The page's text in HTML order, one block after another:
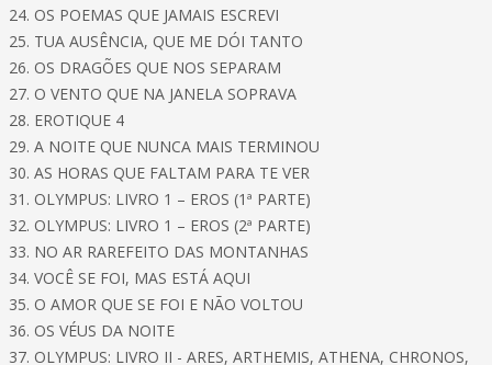
24. OS POEMAS QUE JAMAIS ESCREVI
25. TUA AUSÊNCIA, QUE ME DÓI TANTO
26. OS DRAGÕES QUE NOS SEPARAM
27. O VENTO QUE NA JANELA SOPRAVA
28. EROTIQUE 4
29. A NOITE QUE NUNCA MAIS TERMINOU
30. AS HORAS QUE FALTAM PARA TE VER
31. OLYMPUS: LIVRO 1 – EROS (1ª PARTE)
32. OLYMPUS: LIVRO 1 – EROS (2ª PARTE)
33. NO AR RAREFEITO DAS MONTANHAS
34. VOCÊ SE FOI, MAS ESTÁ AQUI
35. O AMOR QUE SE FOI E NÃO VOLTOU
36. OS VÉUS DA NOITE
37. OLYMPUS: LIVRO II - ARES, ARTHEMIS, ATHENA, CHRONOS,